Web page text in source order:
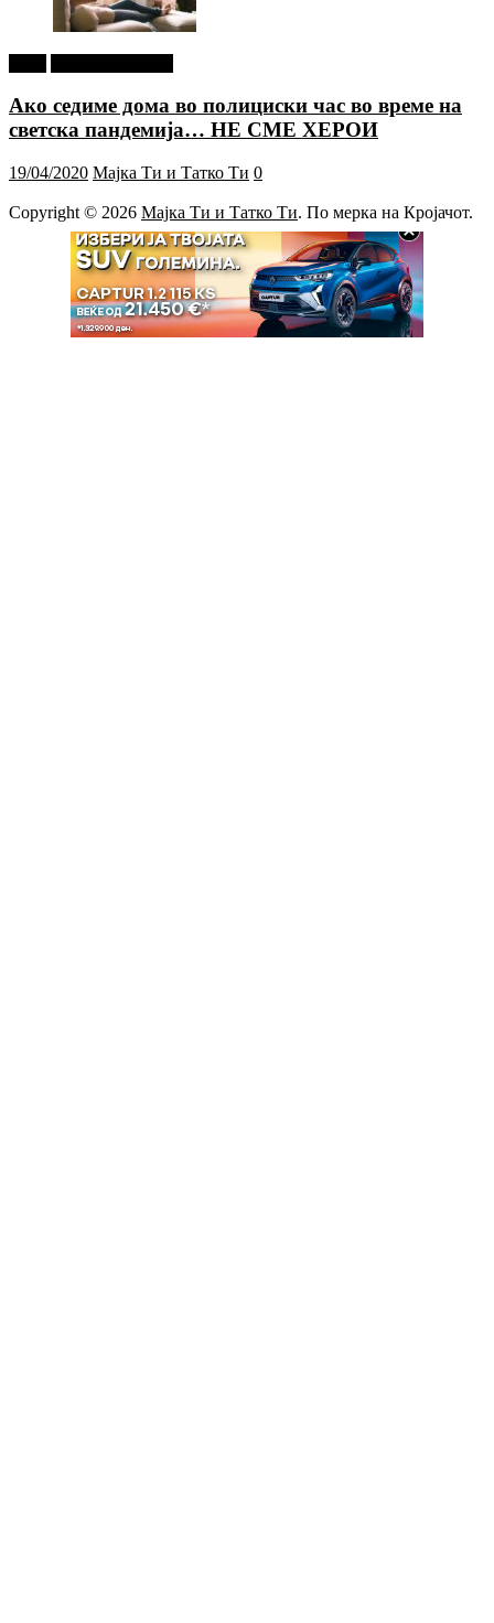
Ако седиме дома во полициски час во време на
светска пандемија… НЕ СМЕ ХЕРОИ
19/04/2020 Мајка Ти и Татко Ти 0
Copyright © 2026 Мајка Ти и Татко Ти. По мерка на Кројачот.